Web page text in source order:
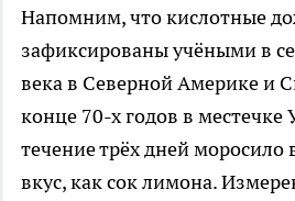
Напомним, что кислотные
зафиксированы учёными в
века в Северной Америке и
конце 70-х годов в
течение трёх дней моросило
вкус, как сок лимона.